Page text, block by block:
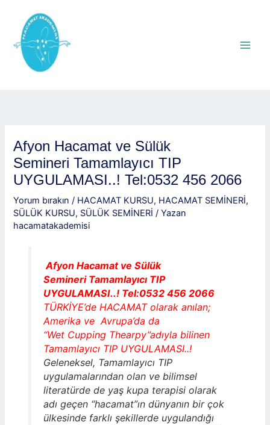
Afyon Hacamat ve Sülük
Semineri Tamamlayıcı TIP
UYGULAMASI..! Tel:0532 456 2066
Yorum bırakın / HACAMAT KURSU, HACAMAT SEMİNERİ,
SÜLÜK KURSU, SÜLÜK SEMİNERİ / Yazan
hacamatakademisi
Afyon Hacamat ve Sülük
Semineri Tamamlayıcı TIP
UYGULAMASI..! Tel:0532 456 2066
TÜRKİYE’de HACAMAT olarak anılan;
Amerika ve Avrupa’da da
“Wet Cupping Thearpy”adıyla bilinen
Tamamlayıcı TIP UYGULAMASI..!
Geleneksel, Tamamlayıcı TIP
uygulamalarından olan ve bilimsel
literatürde de yaş kupa terapisi olarak
adı geçen “hacamat”ın dünyanın bir çok
ülkesinde farklı şekillerde uygulandığı